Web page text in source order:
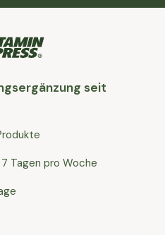
seit
Tagen pro Woche